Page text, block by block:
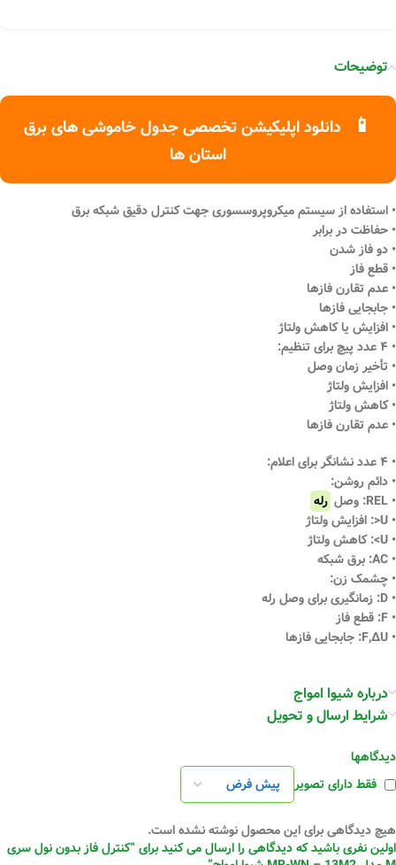
توضیحات
📱
دانلود اپلیکیشن تخصصی جدول خاموشی های برق
استان ها
• استفاده از سیستم میکروپروسسوری جهت کنترل دقیق شبکه برق
• حفاظت در برابر
• دو فاز شدن
• قطع فاز
• عدم تقارن فازها
• جابجایی فازها
• افزایش یا کاهش ولتاژ
• ۴ عدد پیچ برای تنظیم:
• تأخیر زمان وصل
• افزایش ولتاژ
• کاهش ولتاژ
• عدم تقارن فازها
• ۴ عدد نشانگر برای اعلام:
• دائم روشن:
• REL: وصل
رله
• U<: افزایش ولتاژ
• U>: کاهش ولتاژ
• AC: برق شبکه
• چشمک زن:
• D: زمانگیری برای وصل رله
• F: قطع فاز
• F,ΔU: جابجایی فازها
درباره شیوا امواج
شرایط ارسال و تحویل
دیدگاهها
فقط دارای تصویر
هیچ دیدگاهی برای این محصول نوشته نشده است.
اولین نفری باشید که دیدگاهی را ارسال می کنید برای “کنترل فاز بدون نول سری